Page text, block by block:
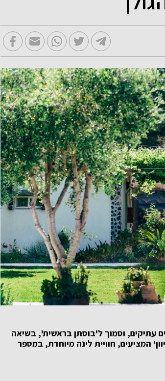
עתיקים, וסמוך ל'בוסתן בראשית', בשיאה
המציעים, חוויית לינה מיוחדת, במספר